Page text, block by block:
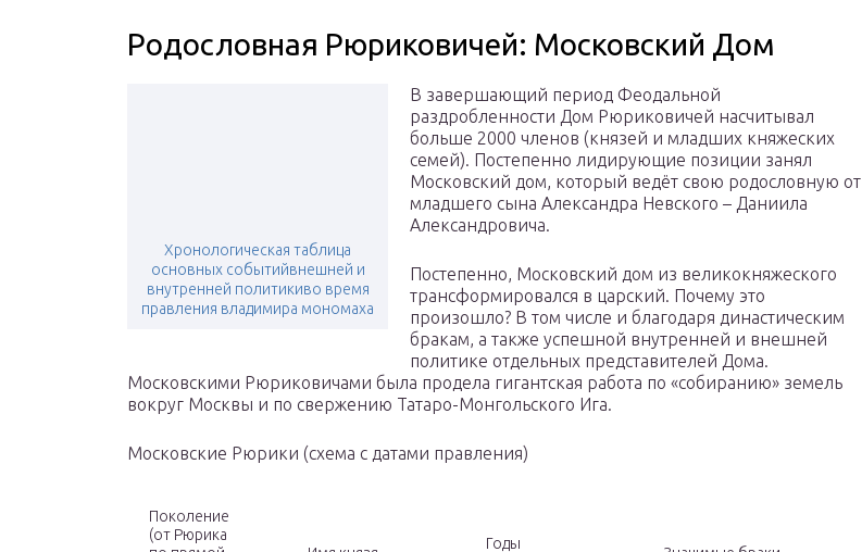
Родословная Рюриковичей: Московский Дом
Хронологическая таблица
основных событийвнешней и
внутренней политикиво время
правления владимира мономаха
В завершающий период Феодальной
раздробленности Дом Рюриковичей насчитывал
больше 2000 членов (князей и младших княжеских
семей). Постепенно лидирующие позиции занял
Московский дом, который ведёт свою родословную от
младшего сына Александра Невского – Даниила
Александровича.
Постепенно, Московский дом из великокняжеского
трансформировался в царский. Почему это
произошло? В том числе и благодаря династическим
бракам, а также успешной внутренней и внешней
политике отдельных представителей Дома.
Московскими Рюриковичами была продела гигантская работа по «собиранию» земель
вокруг Москвы и по свержению Татаро-Монгольского Ига.
Московские Рюрики (схема с датами правления)
Поколение
(от Рюрика
Годы